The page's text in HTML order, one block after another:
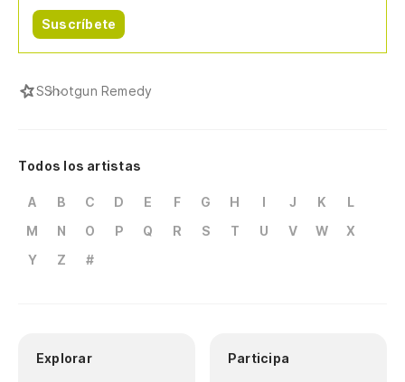
Suscríbete
SShotgun Remedy
Todos los artistas
A B C D E F G H I J K
L
M
N O P Q R S T U V W
X
Y
Z #
Explorar Participa